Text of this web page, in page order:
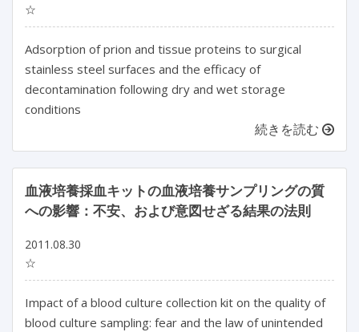
☆
Adsorption of prion and tissue proteins to surgical
stainless steel surfaces and the efficacy of
decontamination following dry and wet storage
conditions
続きを読む
血液培養採血キットの血液培養サンプリングの質
への影響：不安、および意図せざる結果の法則
2011.08.30
☆
Impact of a blood culture collection kit on the quality of
blood culture sampling: fear and the law of unintended